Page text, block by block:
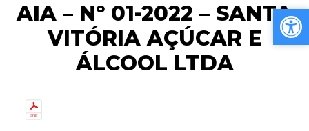
AIA – Nº 01-2022 – SANTA
VITÓRIA AÇÚCAR E
ÁLCOOL LTDA